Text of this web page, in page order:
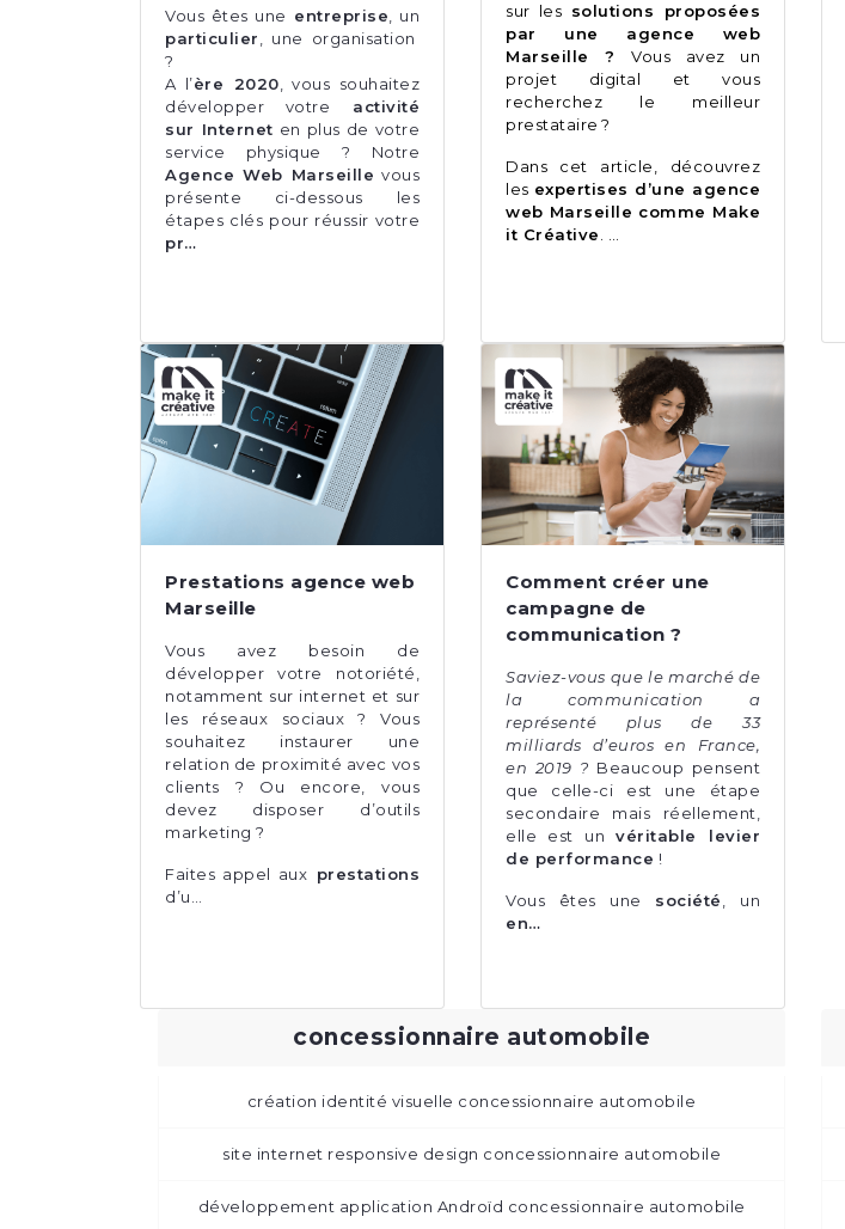
Vous êtes une entreprise , un
particulier , une organisation
?
A l’ère 2020 , vous souhaitez
développer votre activité
sur Internet en plus de votre
service physique ? Notre
Agence Web Marseille vous
présente ci-dessous les
étapes clés pour réussir votre
pr…
sur les solutions proposées
par une agence web
Marseille ? Vous avez un
projet digital et vous
recherchez le meilleur
prestataire ?
Dans cet article, découvrez
les expertises d’une agence
web Marseille comme Make
it Créative. …
Prestations agence web
Marseille
Vous avez besoin de
développer votre notoriété,
notamment sur internet et sur
les réseaux sociaux ? Vous
souhaitez instaurer une
relation de proximité avec vos
clients ? Ou encore, vous
devez disposer d’outils
marketing ?
Faites appel aux prestations
d’u…
Comment créer une
campagne de
communication ?
Saviez-vous que le marché de
la communication a
représenté plus de 33
milliards d’euros en France,
en 2019 ? Beaucoup pensent
que celle-ci est une étape
secondaire mais réellement,
elle est unvéritable levier
de performance !
Vous êtes une société, un
en…
concessionnaire automobile
création identité visuelle concessionnaire automobile
site internet responsive design concessionnaire automobile
développement application Androïd concessionnaire automobile